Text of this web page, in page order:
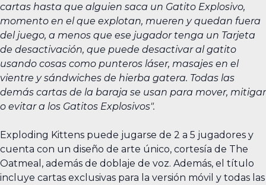
cartas hasta que alguien saca un Gatito Explosivo,
momento en el que explotan, mueren y quedan fuera
del juego, a menos que ese jugador tenga un Tarjeta
de desactivación, que puede desactivar al gatito
usando cosas como punteros láser, masajes en el
vientre y sándwiches de hierba gatera. Todas las
demás cartas de la baraja se usan para mover, mitigar
o evitar a los Gatitos Explosivos".
Exploding Kittens puede jugarse de 2 a 5 jugadores y
cuenta con un diseño de arte único, cortesía de The
Oatmeal, además de doblaje de voz. Además, el título
incluye cartas exclusivas para la versión móvil y todas las